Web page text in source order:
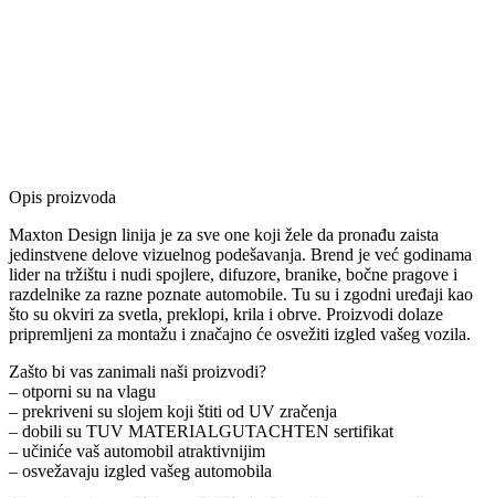
Opis proizvoda
Maxton Design linija je za sve one koji žele da pronađu zaista
jedinstvene delove vizuelnog podešavanja. Brend je već godinama
lider na tržištu i nudi spojlere, difuzore, branike, bočne pragove i
razdelnike za razne poznate automobile. Tu su i zgodni uređaji kao
što su okviri za svetla, preklopi, krila i obrve. Proizvodi dolaze
pripremljeni za montažu i značajno će osvežiti izgled vašeg vozila.
Zašto bi vas zanimali naši proizvodi?
– otporni su na vlagu
– prekriveni su slojem koji štiti od UV zračenja
– dobili su TUV MATERIALGUTACHTEN sertifikat
– učiniće vaš automobil atraktivnijim
– osvežavaju izgled vašeg automobila